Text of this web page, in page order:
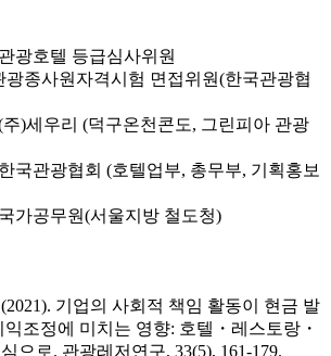
광호텔 등급심사위원
광종사원자격시험 면접위원(한국관광협
(주)세우리 (덕구온천콘도, 그린피아 관광
한국관광협회 (호텔업부, 총무부, 기획홍보
국가공무원(서울지방 철도청)
기업의 사회적 책임 활동이 현금 발
조정에 미치는 영향: 호텔・레스토랑・
으로. 관광레저연구, 33(5), 161-179.